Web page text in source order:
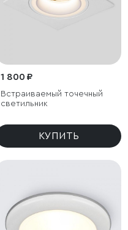
1 800 ₽
Встраиваемый точечный
светильник
КУПИТЬ